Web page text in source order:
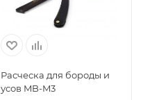
Расческа для бороды и
усов MB-M3